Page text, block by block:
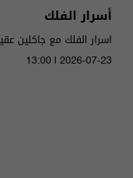
أسرار الفلك
الى ٣١ تموز ٢٠٢٦ | 2026
13:00 | 2026-07-23